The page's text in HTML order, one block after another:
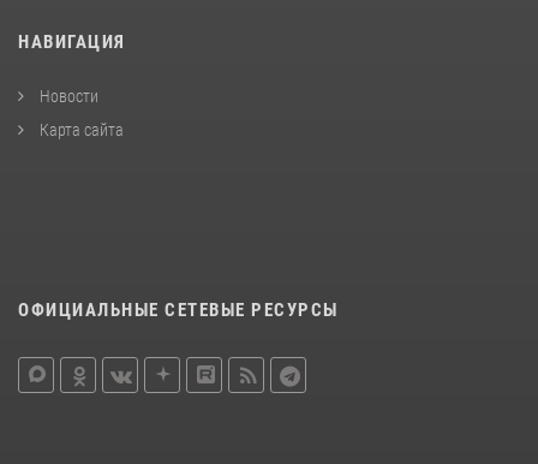
НАВИГАЦИЯ
Новости
Карта сайта
ОФИЦИАЛЬНЫЕ СЕТЕВЫЕ РЕСУРСЫ